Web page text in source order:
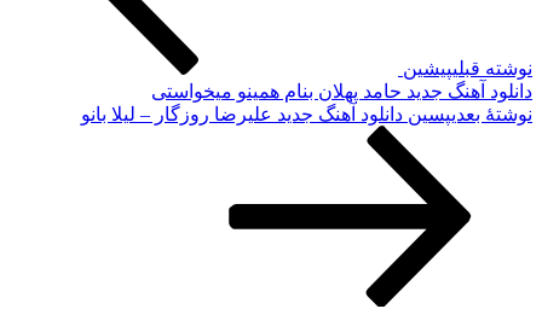
نوشته قبلیپیشین
دانلود آهنگ جدید حامد پهلان بنام همینو میخواستی
نوشته‌ٔ بعدیپسین دانلود آهنگ جدید علیرضا روزگار – لیلا بانو